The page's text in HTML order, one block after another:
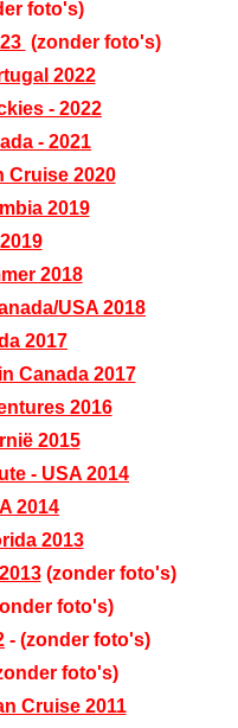
foto's)
(zonder foto's)
2022
- 2022
- 2021
Cruise 2020
2019
2018
USA 2018
2017
Canada 2017
2016
2015
- USA 2014
2014
2013
(zonder foto's)
foto's)
- (zonder foto's)
foto's)
Cruise 2011